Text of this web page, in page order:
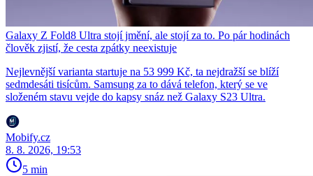
Galaxy Z Fold8 Ultra stojí jmění, ale stojí za to. Po pár hodinách
člověk zjistí, že cesta zpátky neexistuje
Nejlevnější varianta startuje na 53 999 Kč, ta nejdražší se blíží
sedmdesáti tisícům. Samsung za to dává telefon, který se ve
složeném stavu vejde do kapsy snáz než Galaxy S23 Ultra.
Mobify.cz
8. 8. 2026, 19:53
5 min